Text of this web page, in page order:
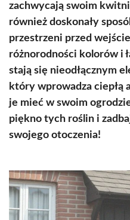
zachwycają swoim
również doskonały
przestrzeni przed
różnorodności kolorów i
stają się nieodłącznym
który wprowadza ciepłą
je mieć w swoim
piękno tych roślin i
swojego otoczenia!